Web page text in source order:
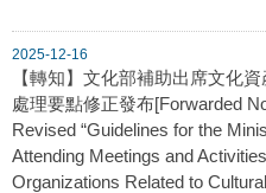
2025-12-16
【轉知】文化部補助出席文化
處理要點修正發布[Forwarded
Revised “Guidelines for the
Attending Meetings and
Organizations Related to